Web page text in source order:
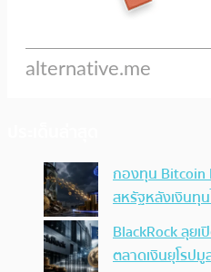
กองทุน Bitcoin
สหรัฐหลังเงินทุ
BlackRock ลุย
ตลาดเงินยุโรป